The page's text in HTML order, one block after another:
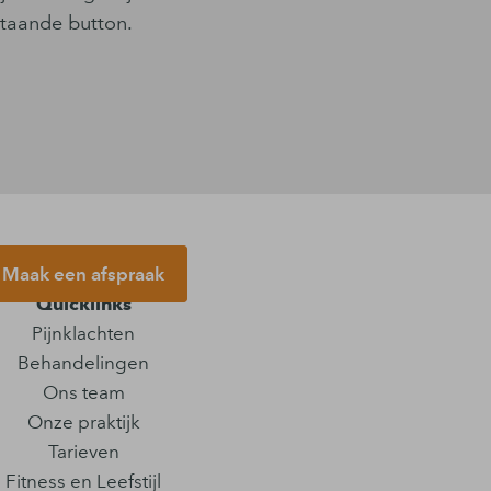
button.
Maak een afspraak
Quicklinks
Pijnklachten
Behandelingen
Ons team
Onze praktijk
Tarieven
Fitness en Leefstijl